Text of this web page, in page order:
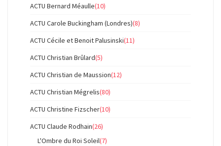
ACTU Bernard Méaulle(10)
ACTU Carole Buckingham (Londres)(8)
ACTU Cécile et Benoit Palusinski(11)
ACTU Christian Brûlard(5)
ACTU Christian de Maussion(12)
ACTU Christian Mégrelis(80)
ACTU Christine Fizscher(10)
ACTU Claude Rodhain(26)
L'Ombre du Roi Soleil(7)